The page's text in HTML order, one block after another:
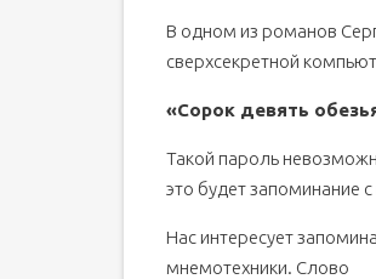
В одном из романов
сверхсекретной
«Сорок девять
Такой пароль
это будет запоминание
Нас интересует
мнемотехники. Слово